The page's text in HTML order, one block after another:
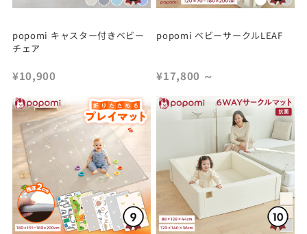
popomi キャスター付きベビー
チェア
¥10,900
popomi ベビーサークルLEAF
¥17,800 ～